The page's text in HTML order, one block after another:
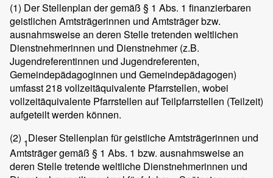
(1) Der Stellenplan der gemäß § 1 Abs. 1 finanzierbaren
geistlichen Amtsträgerinnen und Amtsträger bzw.
ausnahmsweise an deren Stelle tretenden weltlichen
Dienstnehmerinnen und Dienstnehmer (z.B.
Jugendreferentinnen und Jugendreferenten,
Gemeindepädagoginnen und Gemeindepädagogen)
umfasst 218 vollzeitäquivalente Pfarrstellen, wobei
vollzeitäquivalente Pfarrstellen auf Teilpfarrstellen (Teilzeit)
aufgeteilt werden können.
(2) 1Dieser Stellenplan für geistliche Amtsträgerinnen und
Amtsträger gemäß § 1 Abs. 1 bzw. ausnahmsweise an
deren Stelle tretende weltliche Dienstnehmerinnen und